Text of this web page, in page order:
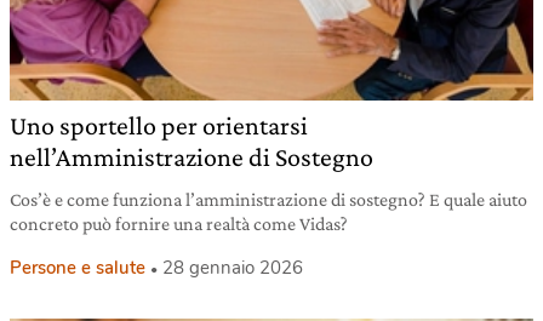
Uno sportello per orientarsi
nell’Amministrazione di Sostegno
Cos’è e come funziona l’amministrazione di sostegno? E quale aiuto
concreto può fornire una realtà come Vidas?
Persone e salute 28 gennaio 2026